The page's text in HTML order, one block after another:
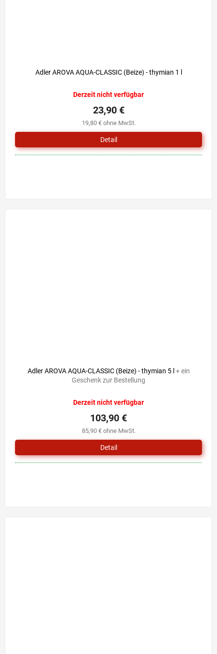
Adler AROVA AQUA-CLASSIC (Beize) - thymian 1 l
Derzeit nicht verfügbar
19,80 € ohne MwSt.
23,90 €
Detail
Adler AROVA AQUA-CLASSIC (Beize) - thymian 5 l + ein
Geschenk zur Bestellung
Derzeit nicht verfügbar
85,90 € ohne MwSt.
103,90 €
Detail